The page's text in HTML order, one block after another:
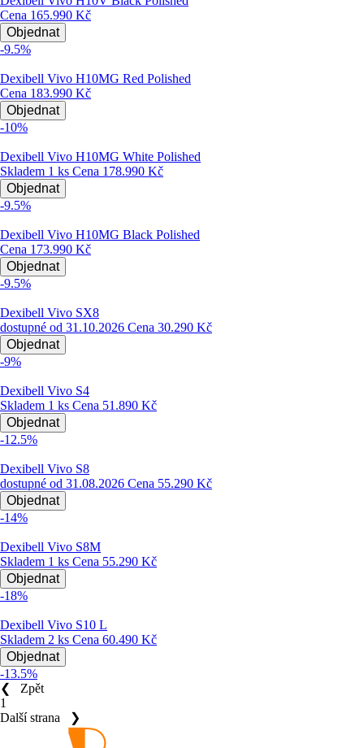
Cena 165.990 Kč
Objednat
-9.5%
Dexibell Vivo H10MG Red Polished
Cena 183.990 Kč
Objednat
-10%
Dexibell Vivo H10MG White Polished
Skladem 1 ks Cena 178.990 Kč
Objednat
-9.5%
Dexibell Vivo H10MG Black Polished
Cena 173.990 Kč
Objednat
-9.5%
Dexibell Vivo SX8
dostupné od 31.10.2026 Cena 30.290 Kč
Objednat
-9%
Dexibell Vivo S4
Skladem 1 ks Cena 51.890 Kč
Objednat
-12.5%
Dexibell Vivo S8
dostupné od 31.08.2026 Cena 55.290 Kč
Objednat
-14%
Dexibell Vivo S8M
Skladem 1 ks Cena 55.290 Kč
Objednat
-18%
Dexibell Vivo S10 L
Skladem 2 ks Cena 60.490 Kč
Objednat
-13.5%
❮ Zpět
1
Další strana ❯